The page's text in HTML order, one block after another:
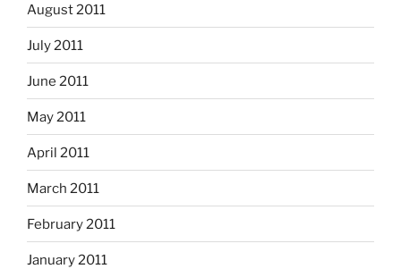
August 2011
July 2011
June 2011
May 2011
April 2011
March 2011
February 2011
January 2011